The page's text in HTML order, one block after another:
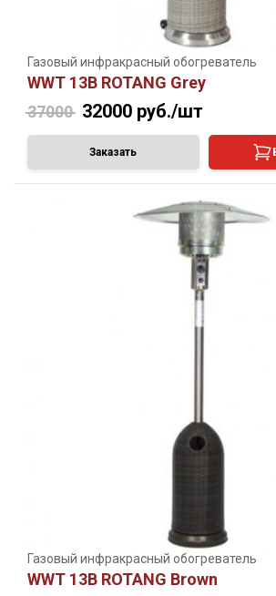
Газовый инфракрасный обогреватель
WWT 13B ROTANG Grey
37000 32000 руб./шт
Заказать
Газовый инфракрасный обогреватель
WWT 13B ROTANG Brown